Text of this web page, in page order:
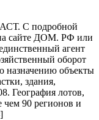
С подробной
сайте ДОМ. РФ или
агент
оборот
назначению объекты
здания,
География лотов,
чем 90 регионов и